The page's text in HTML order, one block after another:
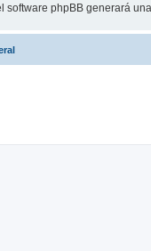
software phpBB generará